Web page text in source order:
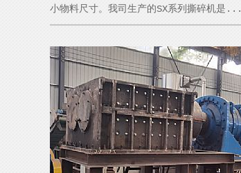
小物料尺寸。我司生产的SX系列撕碎机是...